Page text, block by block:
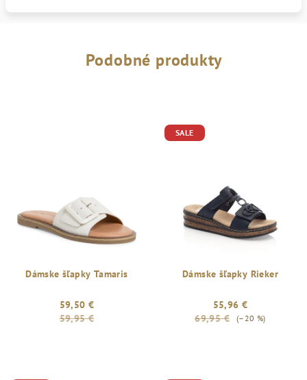
Podobné produkty
Dámske šľapky Tamaris
59,50 €
59,95 €
SALE
Dámske šľapky Rieker
55,96 €
69,95 €
(–20 %)